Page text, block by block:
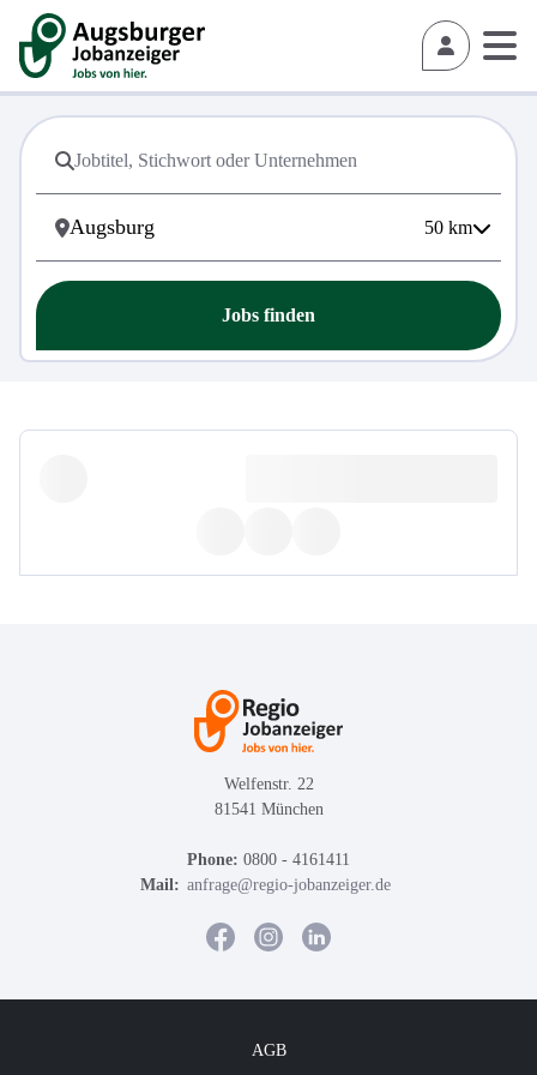
50 km
Jobs finden
Welfenstr. 22
81541 München
Phone: 0800 - 4161411
Mail: anfrage@regio-jobanzeiger.de
AGB